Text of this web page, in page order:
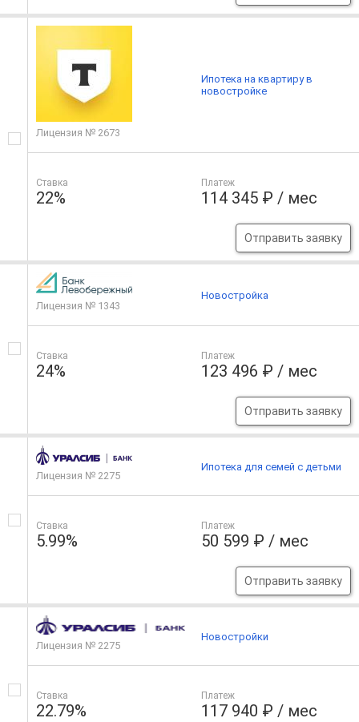
Лицензия № 2673
Ставка
22%
Платеж
114 345 ₽ / мес
Отправить заявку
Ипотека на квартиру в
новостройке
Лицензия № 1343
Ставка
24%
Платеж
123 496 ₽ / мес
Отправить заявку
Новостройка
Лицензия № 2275
Ставка
5.99%
Платеж
50 599 ₽ / мес
Отправить заявку
Ипотека для семей с детьми
Лицензия № 2275
Ставка
22.79%
Платеж
117 940 ₽ / мес
Новостройки